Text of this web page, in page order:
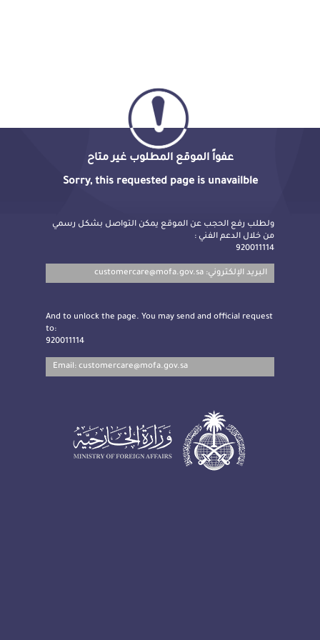
عفواً الموقع المطلوب غير متاح
Sorry, this requested page is unavailble
ولطلب رفع الحجب عن الموقع يمكن التواصل بشكل رسمي
من خلال الدعم الفني :
920011114
البريد الإلكتروني: customercare@mofa.gov.sa
And to unlock the page. You may send and official request
to:
920011114
Email: customercare@mofa.gov.sa